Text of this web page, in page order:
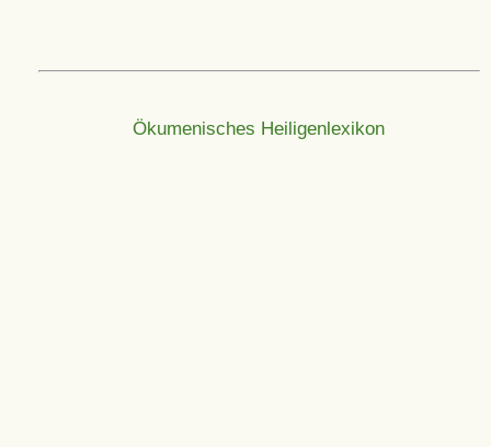
Ökumenisches Heiligenlexikon